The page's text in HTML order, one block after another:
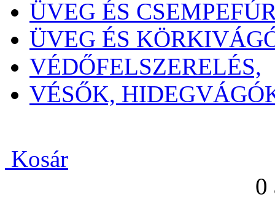
ÜVEG ÉS
ÜVEG ÉS
VÉDŐFELSZERELÉS,
VÉSŐK,
Kosár
0